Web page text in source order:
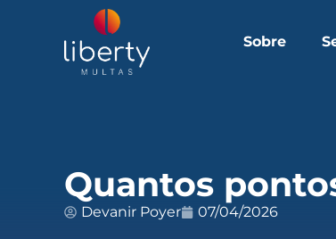
Sobre
Quantos
Devanir Poyer 07/04/2026